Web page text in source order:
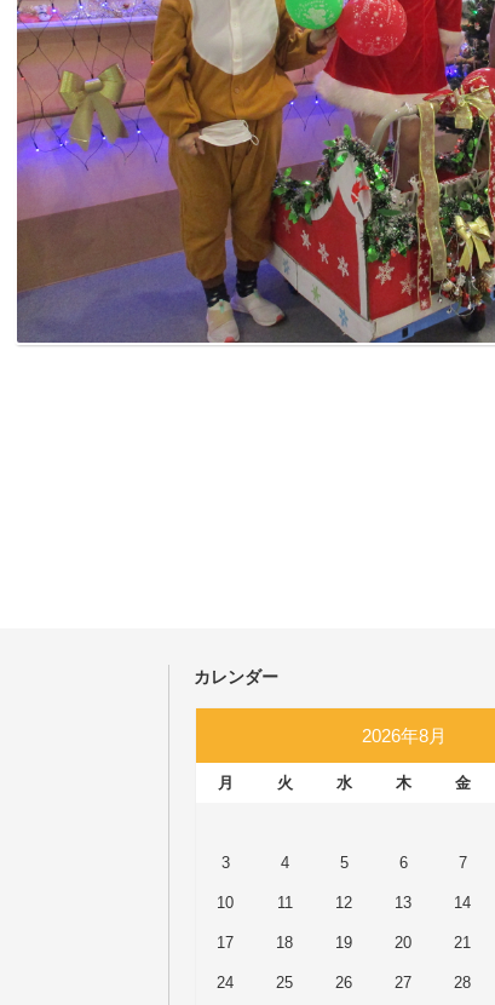
カレンダー
2026年8月
月 火 水 木 金
3 4 5 6 7
10 11 12 13 14
17 18 19 20 21
24 25 26 27 28